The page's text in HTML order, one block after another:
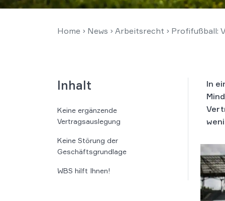
Home › News › Arbeitsrecht › Profifußball:
Inhalt
Keine ergänzende
Vertragsauslegung
Keine Störung der
Geschäftsgrundlage
WBS hilft Ihnen!
In